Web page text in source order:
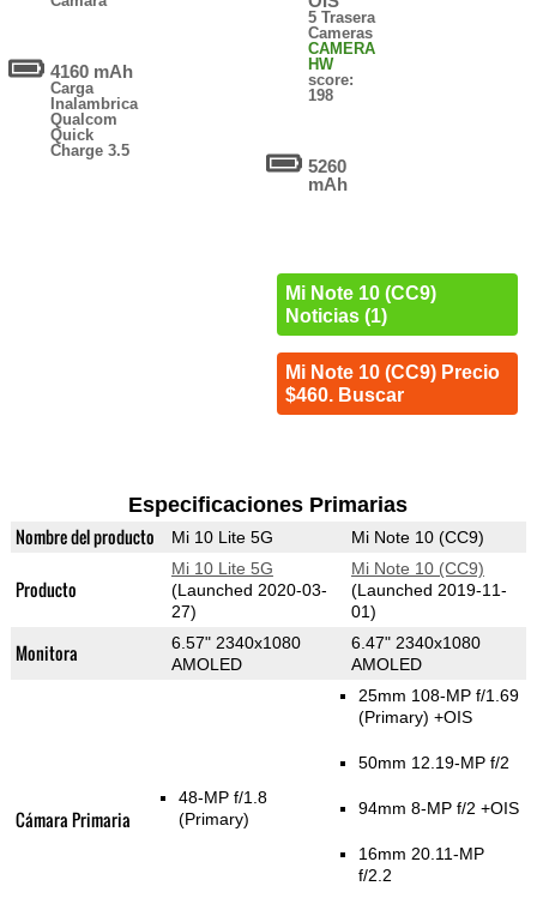
4160 mAh
Carga
Inalambrica
Qualcom
Quick
Charge 3.5
5 Trasera
Cameras
CAMERA
HW
score:
198
5260
mAh
Mi Note 10 (CC9)
Noticias (1)
Mi Note 10 (CC9) Precio
$460. Buscar
Especificaciones Primarias
Nombre del producto Mi 10 Lite 5G Mi Note 10 (CC9)
Producto
Mi 10 Lite 5G
(Launched 2020-03-
27)
Mi Note 10 (CC9)
(Launched 2019-11-
01)
Monitora
6.57" 2340x1080
AMOLED
6.47" 2340x1080
AMOLED
Cámara Primaria
48-MP f/1.8
(Primary)
25mm 108-MP f/1.69
(Primary) +OIS
50mm 12.19-MP f/2
94mm 8-MP f/2 +OIS
16mm 20.11-MP
f/2.2